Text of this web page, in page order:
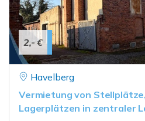
2,- €
Havelberg
Vermietung von
Lagerplätzen in zentraler